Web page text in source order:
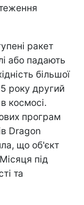
ракет
або падають
більшої
року другий
космосі.
програм
Dragon
що об'єкт
під
та